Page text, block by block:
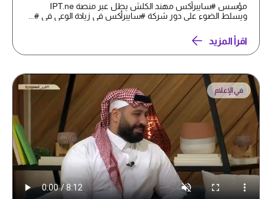
مؤسس #سايبرأكس مهند الكلش يطل عبر منصة IPT.ne
ويسلط الضوء على دور شركة #سايبرأكس في زيادة الوعي في #...
اقرأ المزيد
في الإعلام